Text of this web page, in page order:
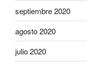
septiembre 2020
agosto 2020
julio 2020